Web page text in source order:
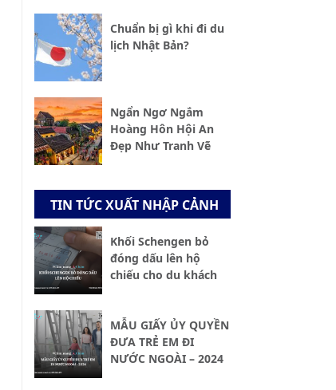
Chuẩn bị gì khi đi du
lịch Nhật Bản?
Ngẩn Ngơ Ngắm
Hoàng Hôn Hội An
Đẹp Như Tranh Vẽ
TIN TỨC XUẤT NHẬP CẢNH
Khối Schengen bỏ
đóng dấu lên hộ
chiếu cho du khách
MẪU GIẤY ỦY QUYỀN
ĐƯA TRẺ EM ĐI
NƯỚC NGOÀI – 2024